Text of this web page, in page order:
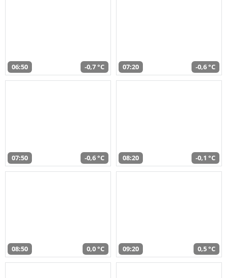
06:50 -0,7 °C 07:20 -0,6 °C
07:50 -0,6 °C 08:20 -0,1 °C
08:50 0,0 °C 09:20 0,5 °C